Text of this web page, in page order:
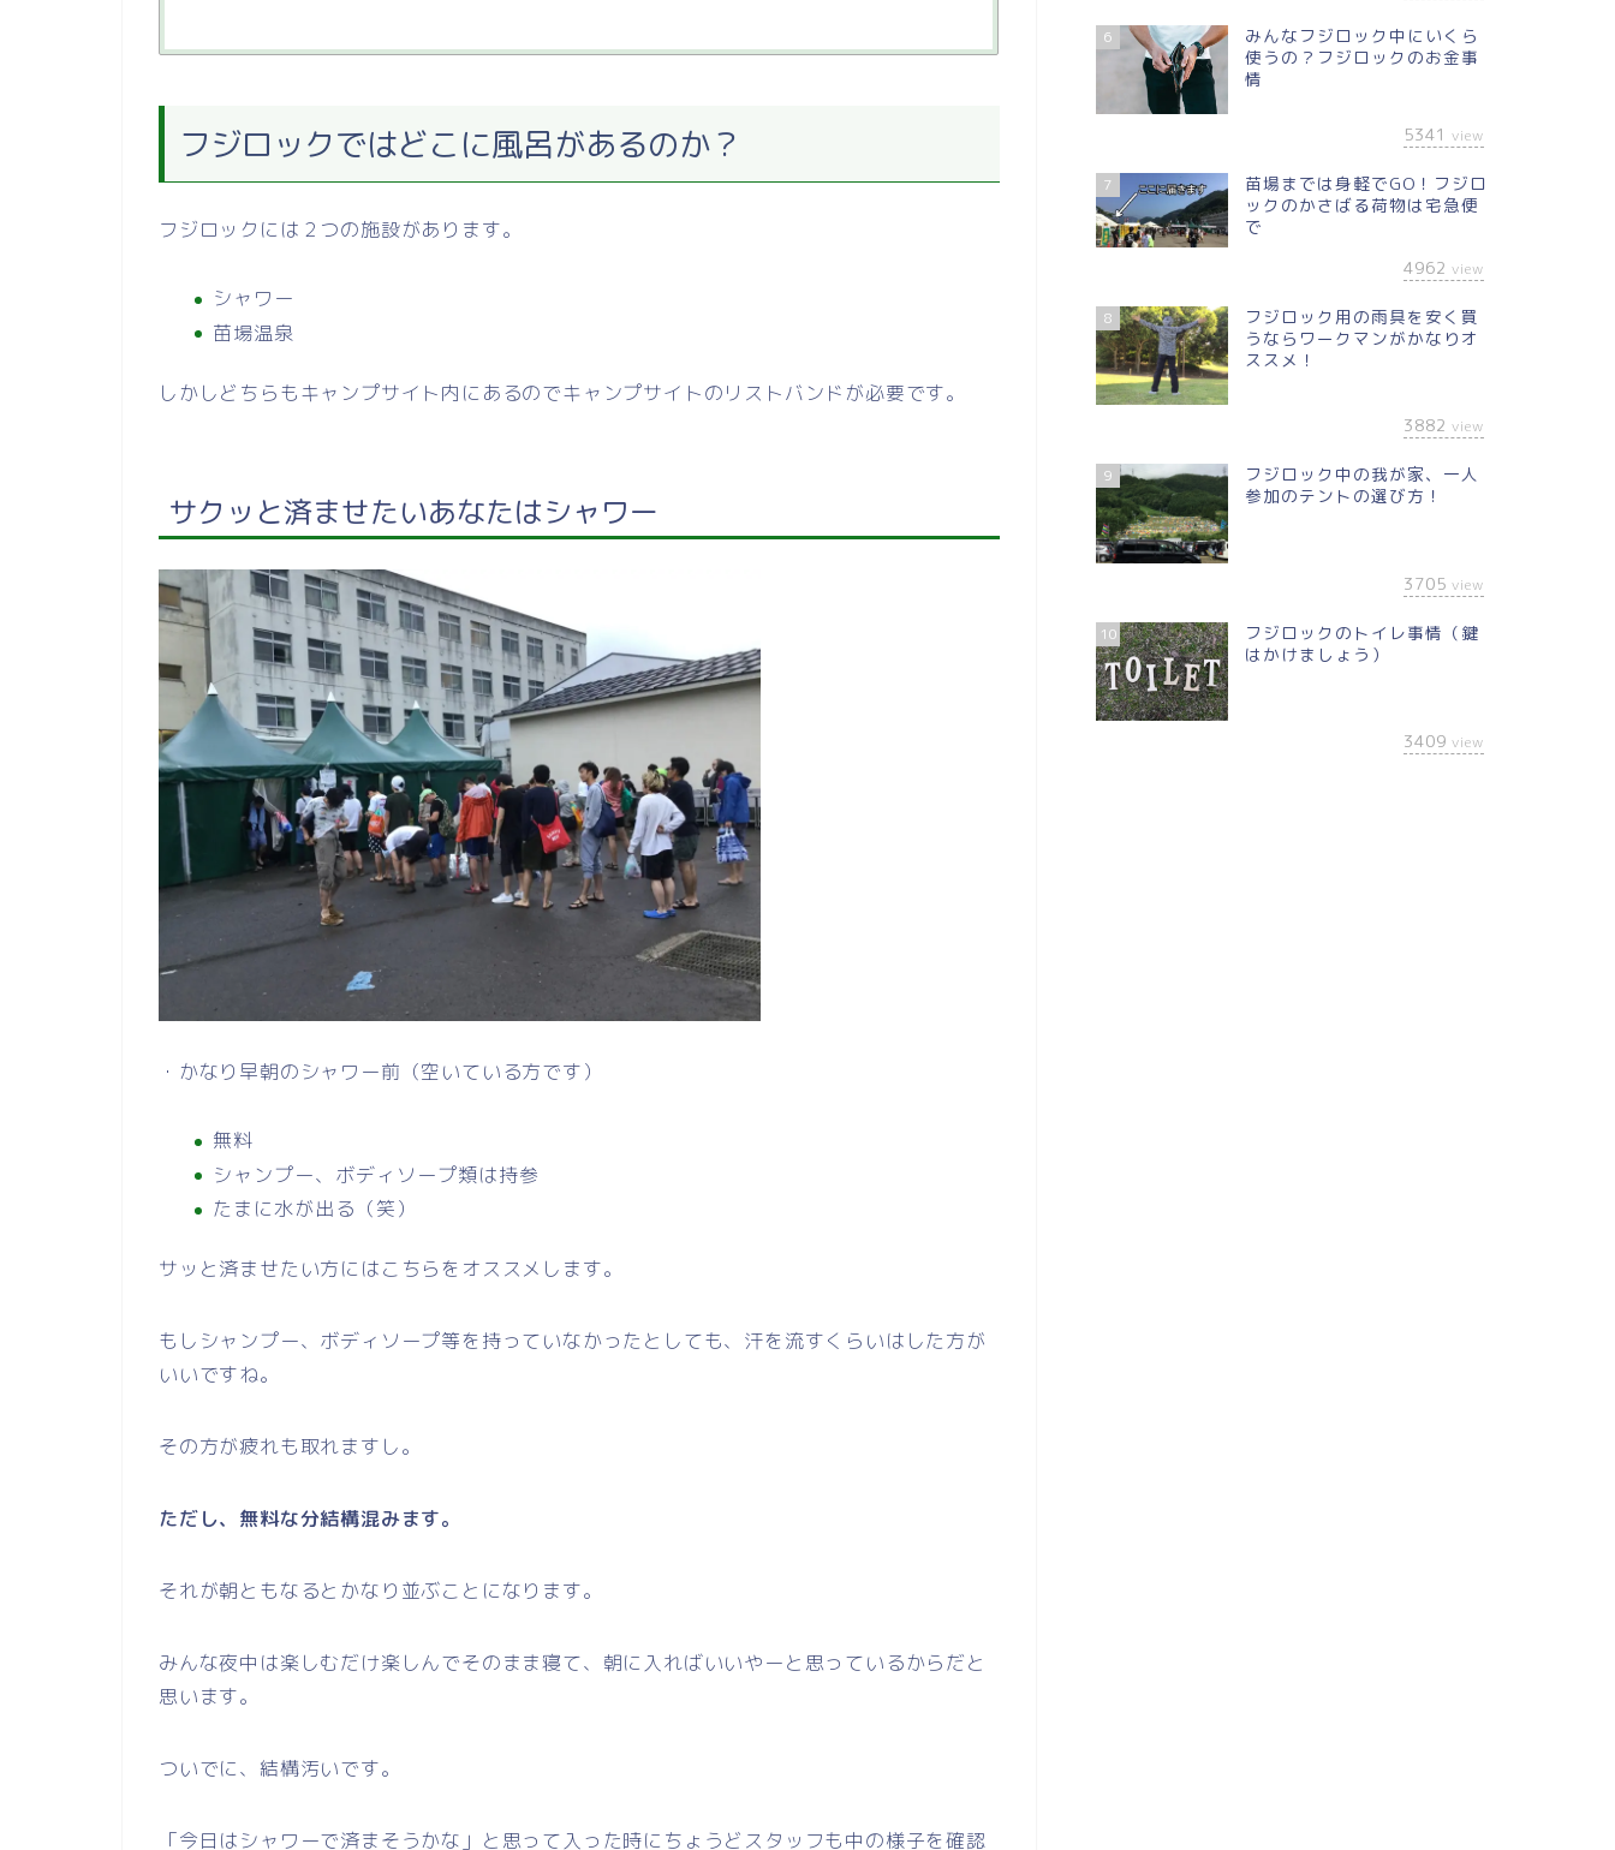
フジロックではどこに風呂があるのか？
フジロックには２つの施設があります。
シャワー
苗場温泉
しかしどちらもキャンプサイト内にあるのでキャンプサイトのリストバンドが必要です。
サクッと済ませたいあなたはシャワー
・かなり早朝のシャワー前（空いている方です）
無料
シャンプー、ボディソープ類は持参
たまに水が出る（笑）
サッと済ませたい方にはこちらをオススメします。
もしシャンプー、ボディソープ等を持っていなかったとしても、汗を流すくらいはした方が
いいですね。
その方が疲れも取れますし。
ただし、無料な分結構混みます。
それが朝ともなるとかなり並ぶことになります。
みんな夜中は楽しむだけ楽しんでそのまま寝て、朝に入ればいいやーと思っているからだと
思います。
ついでに、結構汚いです。
「今日はシャワーで済まそうかな」と思って入った時にちょうどスタッフも中の様子を確認
6
みんなフジロック中にいくら
使うの？フジロックのお金事
情
5341 view
7
苗場までは身軽でGO！フジロ
ックのかさばる荷物は宅急便
で
4962 view
8
フジロック用の雨具を安く買
うならワークマンがかなりオ
ススメ！
3882 view
9
フジロック中の我が家、一人
参加のテントの選び方！
3705 view
10
フジロックのトイレ事情（鍵
はかけましょう）
3409 view